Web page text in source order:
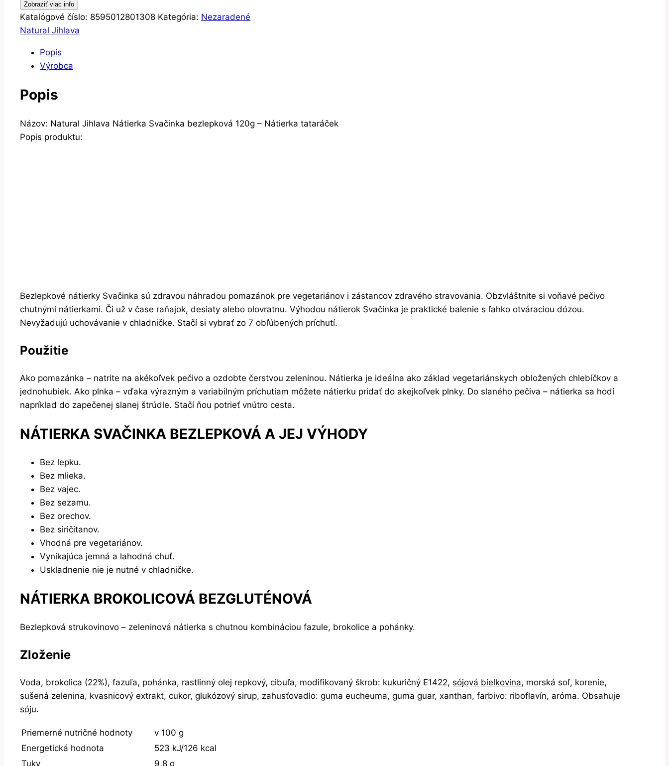
Zobraziť viac info
Katalógové číslo: 8595012801308 Kategória: Nezaradené
Natural Jihlava
Popis
Výrobca
Popis
Názov: Natural Jihlava Nátierka Svačinka bezlepková 120g – Nátierka tataráček
Popis produktu:
Bezlepkové nátierky Svačinka sú zdravou náhradou pomazánok pre vegetariánov i zástancov zdravého stravovania. Obzvláštnite si voňavé pečivo
chutnými nátierkami. Či už v čase raňajok, desiaty alebo olovratnu. Výhodou nátierok Svačinka je praktické balenie s ľahko otváraciou dózou.
Nevyžadujú uchovávanie v chladničke. Stačí si vybrať zo 7 obľúbených príchutí.
Použitie
Ako pomazánka – natrite na akékoľvek pečivo a ozdobte čerstvou zeleninou. Nátierka je ideálna ako základ vegetariánskych obložených chlebíčkov a
jednohubiek. Ako plnka – vďaka výrazným a variabilným príchutiam môžete nátierku pridať do akejkoľvek plnky. Do slaného pečiva – nátierka sa hodí
napríklad do zapečenej slanej štrúdle. Stačí ňou potrieť vnútro cesta.
NÁTIERKA SVAČINKA BEZLEPKOVÁ A JEJ VÝHODY
Bez lepku.
Bez mlieka.
Bez vajec.
Bez sezamu.
Bez orechov.
Bez siričitanov.
Vhodná pre vegetariánov.
Vynikajúca jemná a lahodná chuť.
Uskladnenie nie je nutné v chladničke.
NÁTIERKA BROKOLICOVÁ BEZGLUTÉNOVÁ
Bezlepková strukovinovo – zeleninová nátierka s chutnou kombináciou fazule, brokolice a pohánky.
Zloženie
Voda, brokolica (22%), fazuľa, pohánka, rastlinný olej repkový, cibuľa, modifikovaný škrob: kukuričný E1422, sójová bielkovina, morská soľ, korenie,
sušená zelenina, kvasnicový extrakt, cukor, glukózový sirup, zahusťovadlo: guma eucheuma, guma guar, xanthan, farbivo: riboflavín, aróma. Obsahuje
sóju.
Priemerné nutričné hodnoty
v 100 g
Energetická hodnota
523 kJ/126 kcal
Tuky
9,8 g